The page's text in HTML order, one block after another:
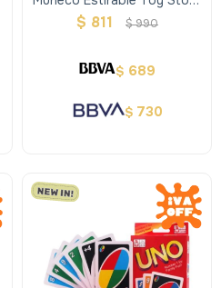
- Alien
$ 811 $990
$ 689
$ 730